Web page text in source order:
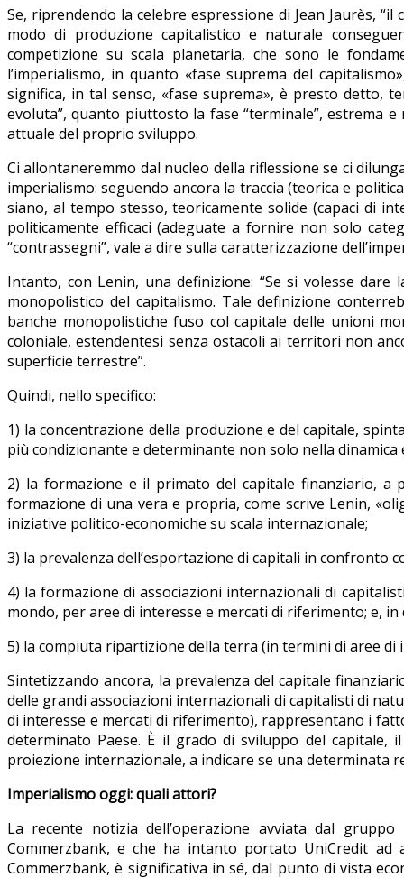
Se, riprendendo la celebre espressione di Jean Jaurès,
modo di produzione capitalistico e naturale
competizione su scala planetaria, che sono le
l’imperialismo, in quanto «fase suprema del
significa, in tal senso, «fase suprema», è presto detto,
evoluta”, quanto piuttosto la fase “terminale”, estrema
attuale del proprio sviluppo.
Ci allontaneremmo dal nucleo della riflessione se ci
imperialismo: seguendo ancora la traccia (teorica e
siano, al tempo stesso, teoricamente solide (capaci di
politicamente efficaci (adeguate a fornire non solo
“contrassegni”, vale a dire sulla caratterizzazione
Intanto, con Lenin, una definizione: “Se si volesse
monopolistico del capitalismo. Tale definizione
banche monopolistiche fuso col capitale delle unioni
coloniale, estendentesi senza ostacoli ai territori non
superficie terrestre”.
Quindi, nello specifico:
1) la concentrazione della produzione e del capitale,
più condizionante e determinante non solo nella dinamica
2) la formazione e il primato del capitale finanziario, a
formazione di una vera e propria, come scrive Lenin,
iniziative politico-economiche su scala internazionale;
3) la prevalenza dell’esportazione di capitali in confronto
4) la formazione di associazioni internazionali di
mondo, per aree di interesse e mercati di riferimento; e,
5) la compiuta ripartizione della terra (in termini di aree
Sintetizzando ancora, la prevalenza del capitale
delle grandi associazioni internazionali di capitalisti di
di interesse e mercati di riferimento), rappresentano i
determinato Paese. È il grado di sviluppo del
proiezione internazionale, a indicare se una determinata
Imperialismo oggi: quali attori?
La recente notizia dell’operazione avviata dal
Commerzbank, e che ha intanto portato UniCredit
Commerzbank, è significativa in sé, dal punto di vista